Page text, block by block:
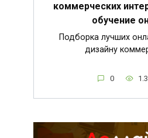
коммерческих
обучение
Подборка лучших
дизайну
0